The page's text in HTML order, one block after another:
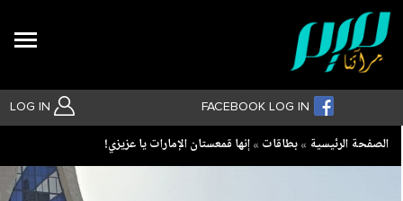
LOG IN FACEBOOK LOG IN
بحث متقدم
Breadcrumb
الصفحة الرئيسية بطاقات إنها قمعستان الإمارات يا عزيزي!